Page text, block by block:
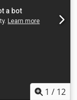
1 / 12